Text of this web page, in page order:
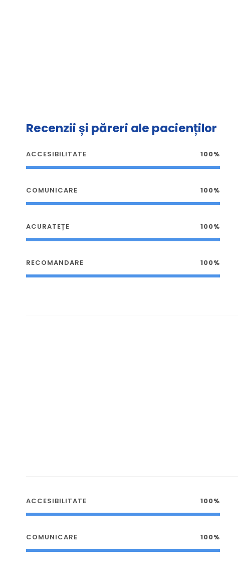
Recenzii și păreri ale pacienților
ACCESIBILITATE 100%
COMUNICARE 100%
ACURATEȚE 100%
RECOMANDARE 100%
ACCESIBILITATE 100%
COMUNICARE 100%